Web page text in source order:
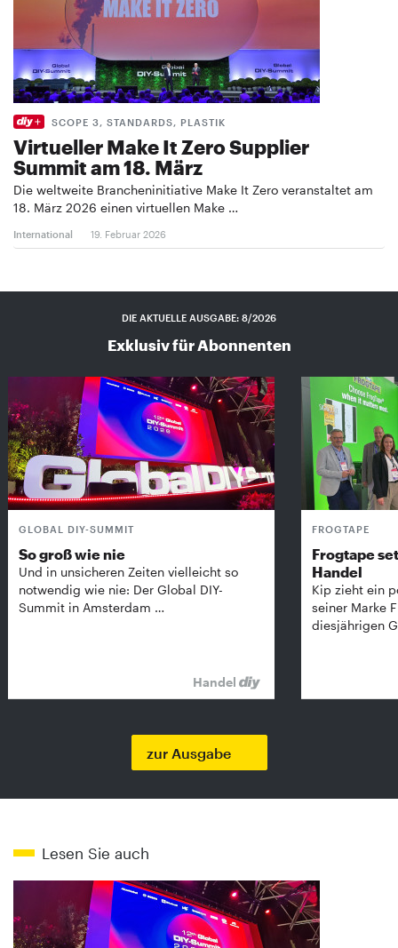
SCOPE 3, STANDARDS, PLASTIK
Virtueller Make It Zero Supplier
Summit am 18. März
Die weltweite Brancheninitiative Make It Zero veranstaltet am
18. März 2026 einen virtuellen Make …
International 19. Februar 2026
DIE AKTUELLE AUSGABE: 8/2026
Exklusiv für Abonnenten
GLOBAL DIY-SUMMIT
So groß wie nie
Und in unsicheren Zeiten vielleicht so
notwendig wie nie: Der Global DIY-
Summit in Amsterdam …
Handel
FROGTAPE
Frogtape
Handel
Kip zieht ein
seiner Marke
diesjährigen
zur Ausgabe
Lesen Sie auch